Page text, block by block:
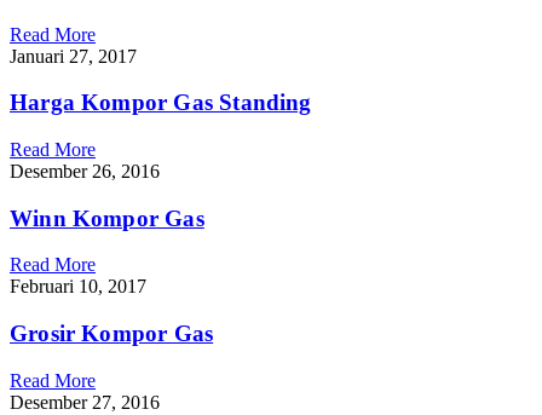
Read More
Januari 27, 2017
Harga Kompor Gas Standing
Read More
Desember 26, 2016
Winn Kompor Gas
Read More
Februari 10, 2017
Grosir Kompor Gas
Read More
Desember 27, 2016